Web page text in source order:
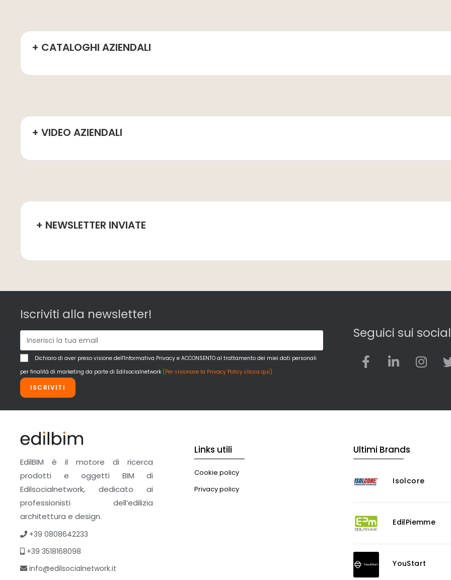
+ CATALOGHI AZIENDALI
+ VIDEO AZIENDALI
+ NEWSLETTER INVIATE
Iscriviti alla newsletter!
Dichiaro di aver preso visione dell'Informativa Privacy e ACCONSENTO al trattamento dei miei dati personali
per finalità di marketing da parte di Edilsocialnetwork (Per visionare la Privacy Policy clicca qui).
ISCRIVITI
Seguici sui social
EdilBIM è il motore di ricerca
prodotti e oggetti BIM di
Edilsocialnetwork, dedicato ai
professionisti dell’edilizia
architettura e design.
+39 0808642233
+39 3518168098
info@edilsocialnetwork.it
Links utili
Cookie policy
Privacy policy
Ultimi Brands
Isolcore
EdilPiemme
YouStart